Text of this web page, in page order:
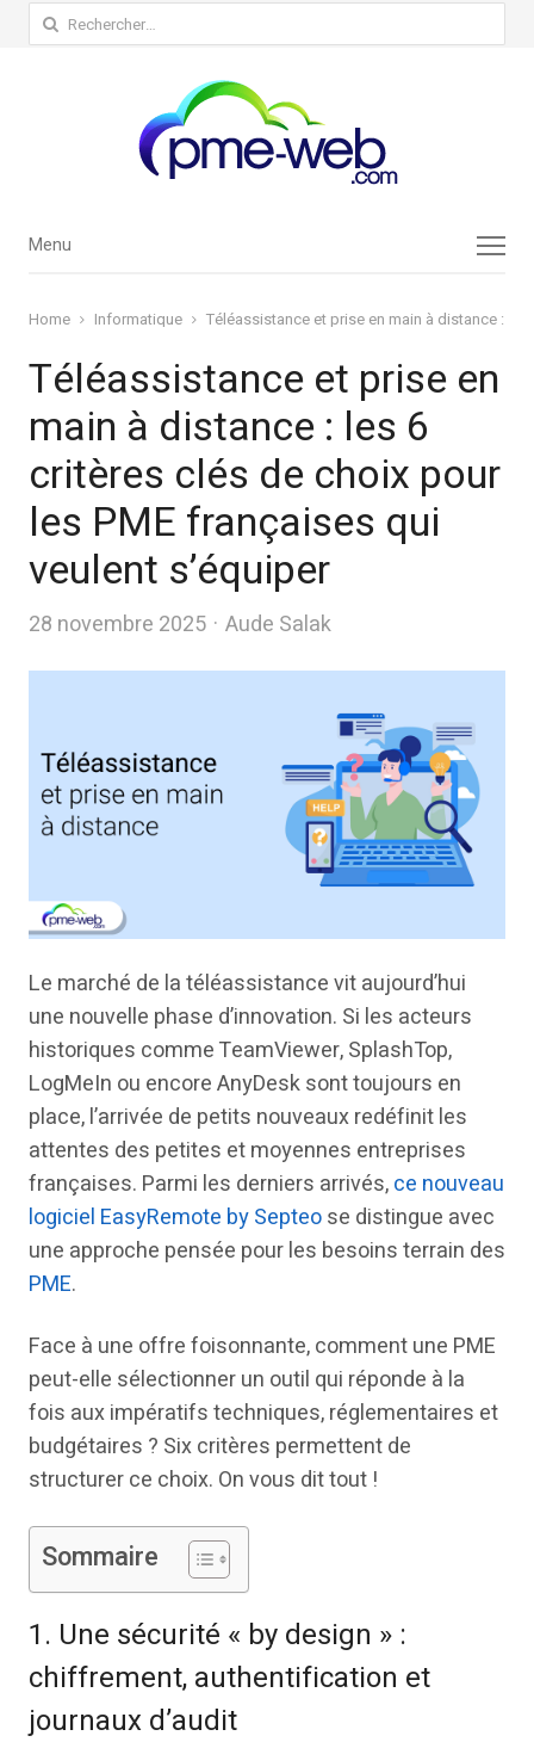
Rechercher :
Menu
Menu
Home Informatique Téléassistance et prise en main à distance :
Téléassistance et prise en
main à distance : les 6
critères clés de choix pour
les PME françaises qui
veulent s’équiper
28 novembre 2025 Author
Aude Salak
Le marché de la téléassistance vit aujourd’hui
une nouvelle phase d’innovation. Si les acteurs
historiques comme TeamViewer, SplashTop,
LogMeIn ou encore AnyDesk sont toujours en
place, l’arrivée de petits nouveaux redéfinit les
attentes des petites et moyennes entreprises
françaises. Parmi les derniers arrivés,ce nouveau
logiciel EasyRemote by Septeose distingue avec
une approche pensée pour les besoins terrain des
PME.
Face à une offre foisonnante, comment une PME
peut-elle sélectionner un outil qui réponde à la
fois aux impératifs techniques, réglementaires et
budgétaires ? Six critères permettent de
structurer ce choix. On vous dit tout !
Sommaire
1. Une sécurité « by design » :
chiffrement, authentification et
journaux d’audit